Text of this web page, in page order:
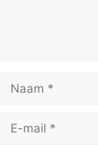
mail